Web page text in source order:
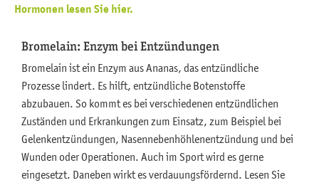
Hormonen lesen Sie hier.
Bromelain: Enzym bei Entzündungen
Bromelain ist ein Enzym aus Ananas, das entzündliche
Prozesse lindert. Es hilft, entzündliche Botenstoffe
abzubauen. So kommt es bei verschiedenen entzündlichen
Zuständen und Erkrankungen zum Einsatz, zum Beispiel bei
Gelenkentzündungen, Nasennebenhöhlenentzündung und bei
Wunden oder Operationen. Auch im Sport wird es gerne
eingesetzt. Daneben wirkt es verdauungsfördernd. Lesen Sie